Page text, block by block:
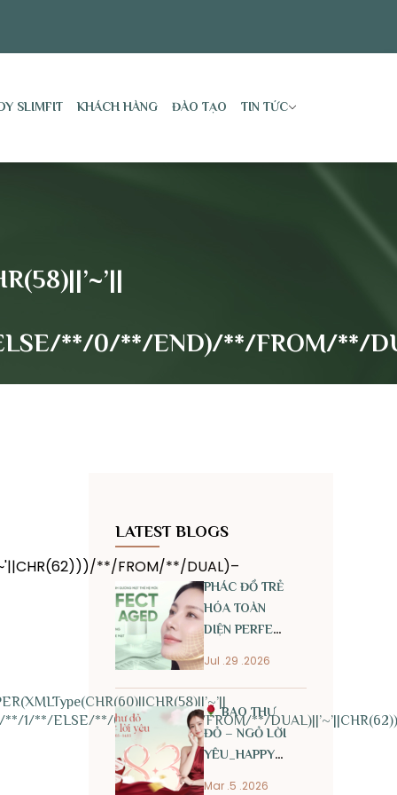
SLIMFIT KHÁCH HÀNG ĐÀO TẠO TIN TỨC
**/0/**/END)/**/FROM/**/
**/FROM/**/DUAL)–
1/**/ELSE/**/0/**/END)/**/FROM/**/
LATEST BLOGS
PHÁC ĐỒ TRẺ
HÓA TOÀN
DIỆN PERFECT
Jul .29 .2026
BAO THƯ
ĐỎ – NGỎ LỜI
YÊU_HAPPY
Mar .5 .2026